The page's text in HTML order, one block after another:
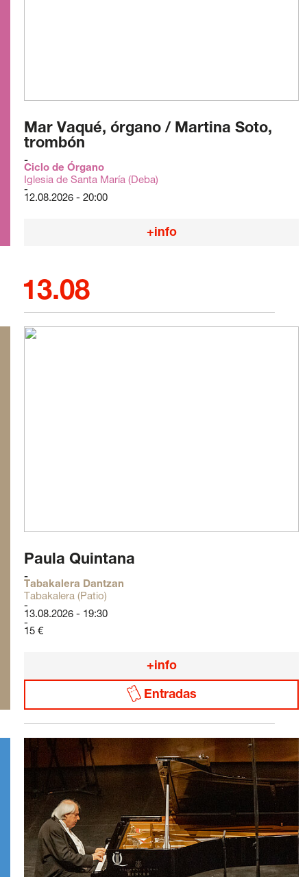
Mar Vaqué, órgano / Martina Soto,
trombón
Ciclo de Órgano
Iglesia de Santa María (Deba)
12.08.2026 - 20:00
+info
13.08
Paula Quintana
Tabakalera Dantzan
Tabakalera (Patio)
13.08.2026 - 19:30
15 €
+info
Entradas